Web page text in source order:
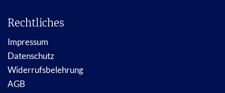
Rechtliches
Impressum
Datenschutz
Widerrufsbelehrung
AGB